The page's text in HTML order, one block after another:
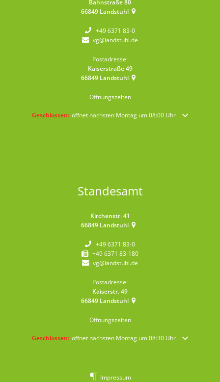
Bahnstraße 80
66849 Landstuhl
+49 6371 83-0
vg@landstuhl.de
Postadresse:
Kaiserstraße 49
66849 Landstuhl
Öffnungszeiten
Klicken, um weitere Öffnungs- oder Schließzeiten auszublenden
Geschlossen: öffnet nächsten Montag um 08:00 Uhr
Standesamt
Kirchenstr. 41
66849 Landstuhl
+49 6371 83-0
+49 6371 83-180
vg@landstuhl.de
Postadresse:
Kaiserstr. 49
66849 Landstuhl
Öffnungszeiten
Klicken, um weitere Öffnungs- oder Schließzeiten auszublenden
Geschlossen: öffnet nächsten Montag um 08:30 Uhr
Impressum